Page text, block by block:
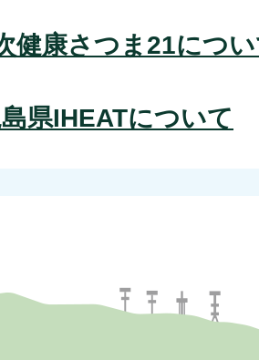
健康さつま21につ
県IHEATについて